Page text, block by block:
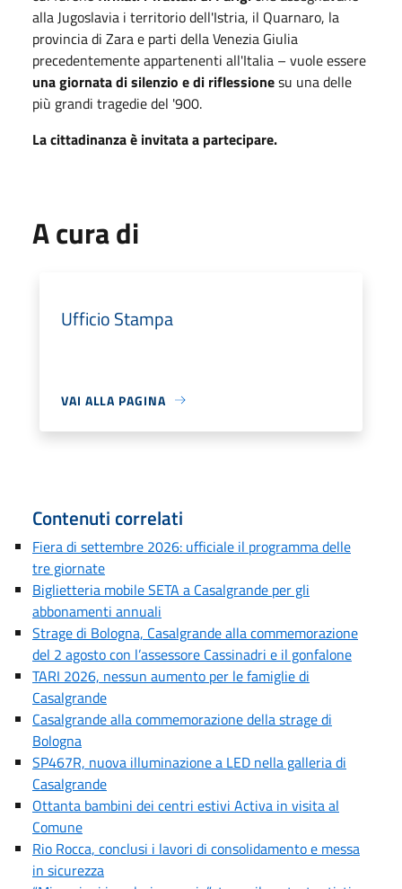
alla Jugoslavia i territorio dell'Istria, il Quarnaro, la
provincia di Zara e parti della Venezia Giulia
precedentemente appartenenti all'Italia – vuole essere
una giornata di silenzio e di riflessionesu una delle
più grandi tragedie del '900.
La cittadinanza è invitata a partecipare.
A cura di
Ufficio Stampa
VAI ALLA PAGINA
Contenuti correlati
Fiera di settembre 2026: ufficiale il programma delle
tre giornate
Biglietteria mobile SETA a Casalgrande per gli
abbonamenti annuali
Strage di Bologna, Casalgrande alla commemorazione
del 2 agosto con l’assessore Cassinadri e il gonfalone
TARI 2026, nessun aumento per le famiglie di
Casalgrande
Casalgrande alla commemorazione della strage di
Bologna
SP467R, nuova illuminazione a LED nella galleria di
Casalgrande
Ottanta bambini dei centri estivi Activa in visita al
Comune
Rio Rocca, conclusi i lavori di consolidamento e messa
in sicurezza